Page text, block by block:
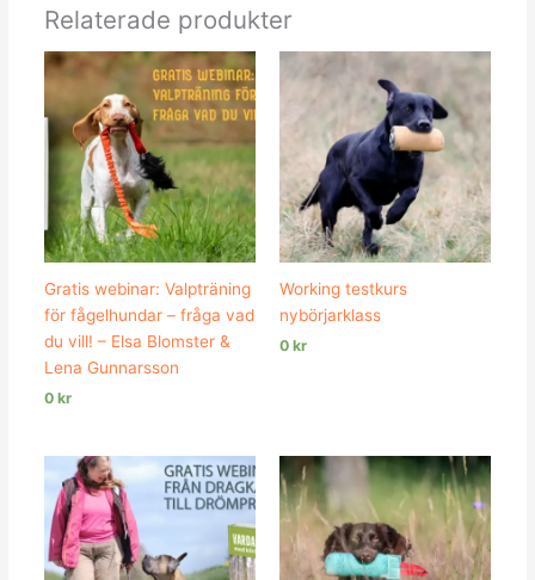
Relaterade produkter
Gratis webinar: Valpträning
för fågelhundar – fråga vad
du vill! – Elsa Blomster &
Lena Gunnarsson
0 kr
Working testkurs
nybörjarklass
0 kr